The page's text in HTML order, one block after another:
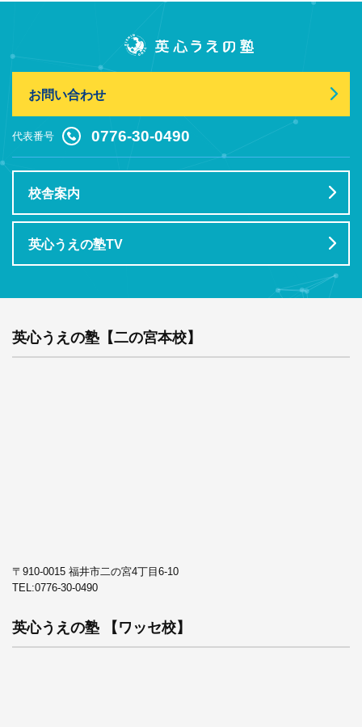
お問い合わせ
代表番号 0776-30-0490
校舎案内
英心うえの塾TV
英心うえの塾【二の宮本校】
〒910-0015 福井市二の宮4丁目6-10
TEL:0776-30-0490
英心うえの塾 【ワッセ校】